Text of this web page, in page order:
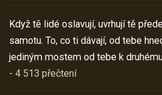
Když tě lidé oslavují, uvrhují tě
samotu. To, co ti dávají, od tebe
jediným mostem od tebe k
- 4 513 přečtení